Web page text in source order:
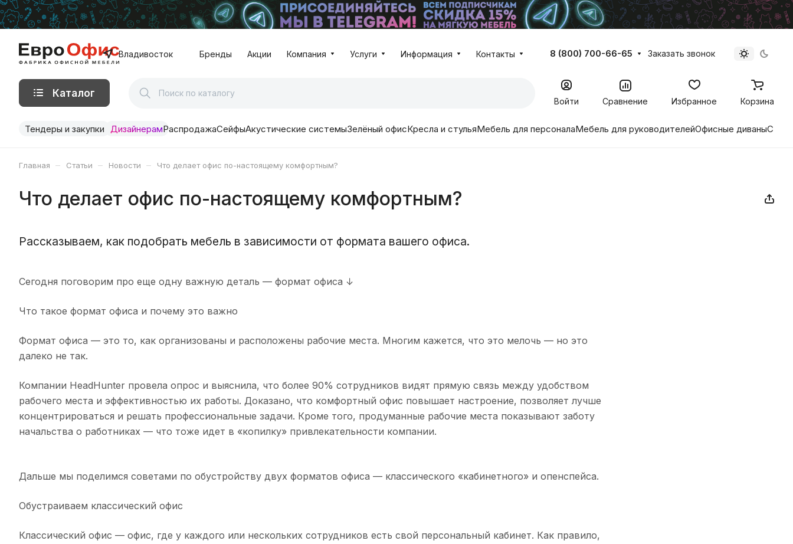
Владивосток Бренды Акции Компания Услуги Информация Контакты 8 (800) 700-66-65 Заказать звонок
Каталог
Войти Сравнение Избранное Корзина
Тендеры и закупки ДизайнерамРаспродажаСейфыАкустические системыЗелёный офисКресла и стульяМебель для персоналаМебель для руководителейОфисные диваны
Главная – Статьи – Новости – Что делает офис по-настоящему комфортным?
Что делает офис по-настоящему комфортным?
Рассказываем, как подобрать мебель в зависимости от формата вашего офиса.
Сегодня поговорим про еще одну важную деталь — формат офиса ↓
Что такое формат офиса и почему это важно
Формат офиса — это то, как организованы и расположены рабочие места. Многим кажется, что это мелочь — но это
далеко не так.
Компании HeadHunter провела опрос и выяснила, что более 90% сотрудников видят прямую связь между удобством
рабочего места и эффективностью их работы. Доказано, что комфортный офис повышает настроение, позволяет лучше
концентрироваться и решать профессиональные задачи. Кроме того, продуманные рабочие места показывают заботу
начальства о работниках — что тоже идет в «копилку» привлекательности компании.
Дальше мы поделимся советами по обустройству двух форматов офиса — классического «кабинетного» и опенспейса.
Обустраиваем классический офис
Классический офис — офис, где у каждого или нескольких сотрудников есть свой персональный кабинет. Как правило,